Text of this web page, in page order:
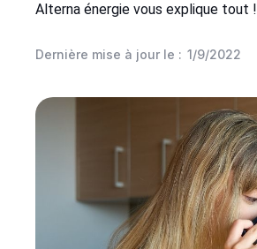
Alterna énergie vous explique tout !
Dernière mise à jour le : 1/9/2022